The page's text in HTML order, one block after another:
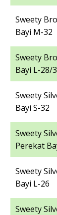
Sweety
Bayi M-32
Sweety
Bayi L-28/
Sweety
Bayi S-32
Sweety
Perekat
Sweety
Bayi L-26
Sweety